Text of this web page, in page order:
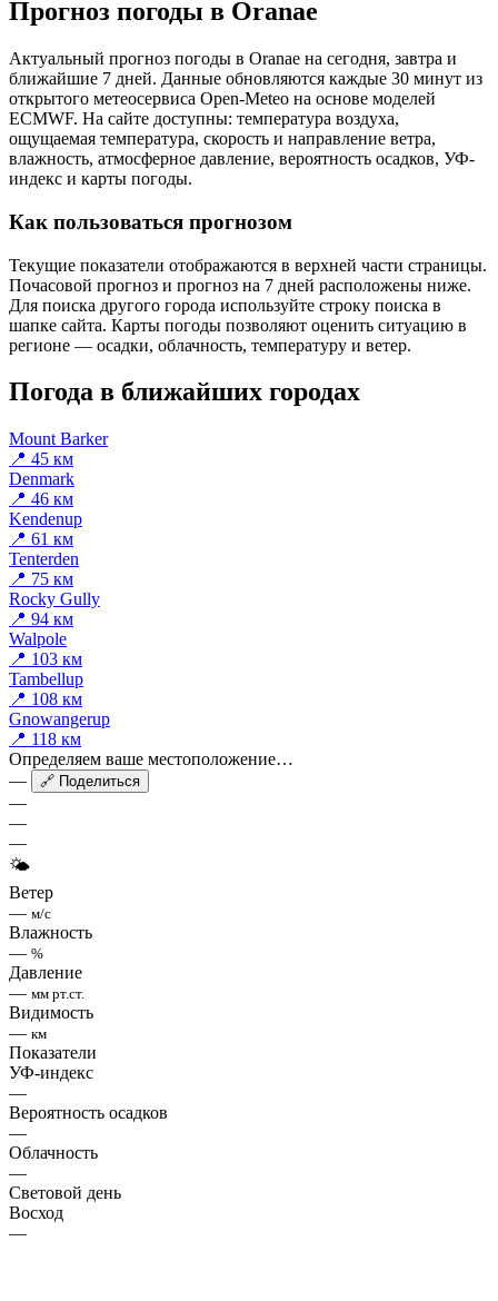
Прогноз погоды в Oranaе
Актуальный прогноз погоды в Oranaе на сегодня, завтра и
ближайшие 7 дней. Данные обновляются каждые 30 минут из
открытого метеосервиса Open-Meteo на основе моделей
ECMWF. На сайте доступны: температура воздуха,
ощущаемая температура, скорость и направление ветра,
влажность, атмосферное давление, вероятность осадков, УФ-
индекс и карты погоды.
Как пользоваться прогнозом
Текущие показатели отображаются в верхней части страницы.
Почасовой прогноз и прогноз на 7 дней расположены ниже.
Для поиска другого города используйте строку поиска в
шапке сайта. Карты погоды позволяют оценить ситуацию в
регионе — осадки, облачность, температуру и ветер.
Погода в ближайших городах
Mount Barker
📍 45 км
Denmark
📍 46 км
Kendenup
📍 61 км
Tenterden
📍 75 км
Rocky Gully
📍 94 км
Walpole
📍 103 км
Tambellup
📍 108 км
Gnowangerup
📍 118 км
Определяем ваше местоположение…
—
🔗 Поделиться
—
—
—
🌤
Ветер
— м/с
Влажность
— %
Давление
— мм рт.ст.
Видимость
— км
Показатели
УФ-индекс
—
Вероятность осадков
—
Облачность
—
Световой день
Восход
—